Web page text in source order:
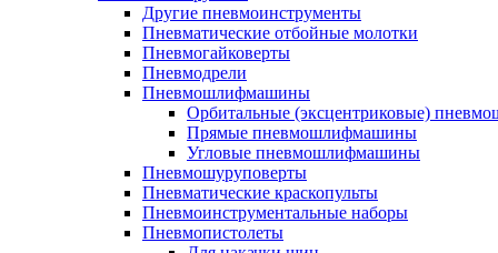
Другие пневмоинструменты
Пневматические отбойные молотки
Пневмогайковерты
Пневмодрели
Пневмошлифмашины
Орбитальные (эксцентриковые)
Прямые пневмошлифмашины
Угловые пневмошлифмашины
Пневмошуруповерты
Пневматические краскопульты
Пневмоинструментальные наборы
Пневмопистолеты